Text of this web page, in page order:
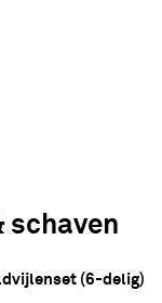
schaven
(6-delig)